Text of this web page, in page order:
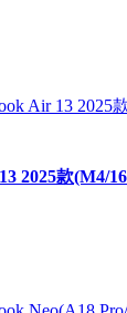
2025款(M4/